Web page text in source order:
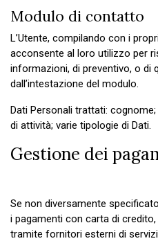
Modulo di contatto
L’Utente, compilando con i
acconsente al loro utilizzo per
informazioni, di preventivo, o di
dall’intestazione del modulo.
Dati Personali trattati:
di attività; varie tipologie di Dati.
Gestione dei
Se non diversamente
i pagamenti con carta di
tramite fornitori esterni di